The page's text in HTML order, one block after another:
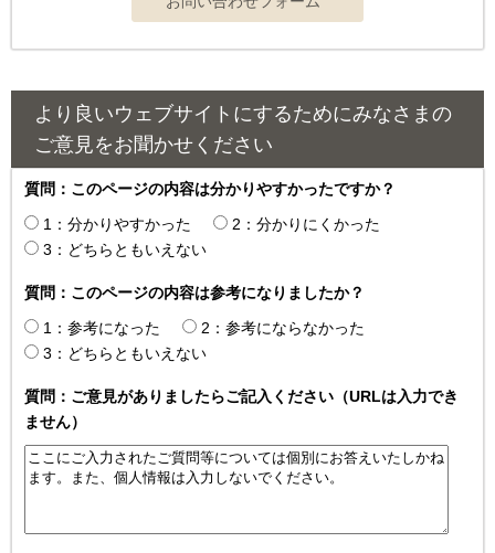
より良いウェブサイトにするためにみなさまの
ご意見をお聞かせください
質問：このページの内容は分かりやすかったですか？
1：分かりやすかった
2：分かりにくかった
3：どちらともいえない
質問：このページの内容は参考になりましたか？
1：参考になった
2：参考にならなかった
3：どちらともいえない
質問：ご意見がありましたらご記入ください（URLは入力でき
ません）